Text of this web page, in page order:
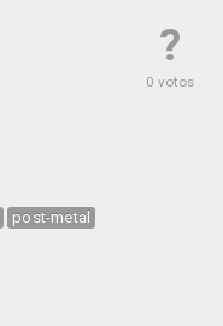
?
0 votos
post-metal